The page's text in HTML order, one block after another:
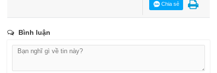
Chia sẻ
Bình luận